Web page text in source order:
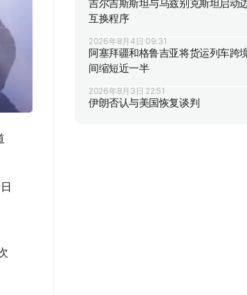
吉尔吉斯斯坦与乌兹别克斯坦启动
互换程序
2026年8月4日 09:31
阿塞拜疆和格鲁吉亚将货运列车跨
间缩短近一半
2026年8月3日 22:51
伊朗否认与美国恢复谈判